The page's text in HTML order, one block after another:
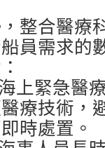
整合醫療
員需求的
上緊急醫
療技術，
時處置。